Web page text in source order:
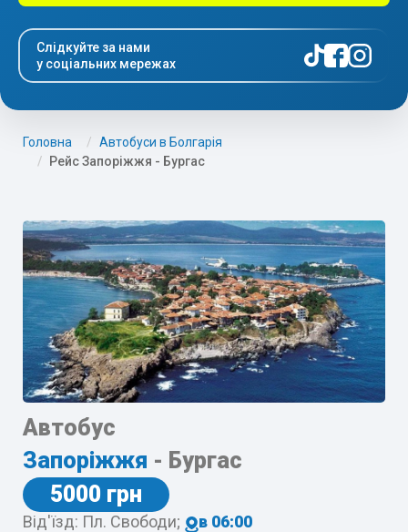
Слідкуйте за нами
у соціальних мережах
Головна
Автобуси в Болгарія
Рейс Запоріжжя - Бургас
Автобус
Запоріжжя - Бургас
5000 грн
Від'їзд: Пл. Свободи;
в 06:00